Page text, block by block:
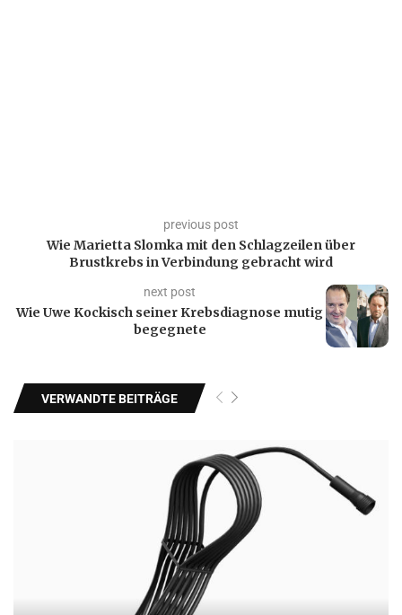
previous post
Wie Marietta Slomka mit den Schlagzeilen über
Brustkrebs in Verbindung gebracht wird
next post
Wie Uwe Kockisch seiner Krebsdiagnose mutig
begegnete
VERWANDTE BEITRÄGE